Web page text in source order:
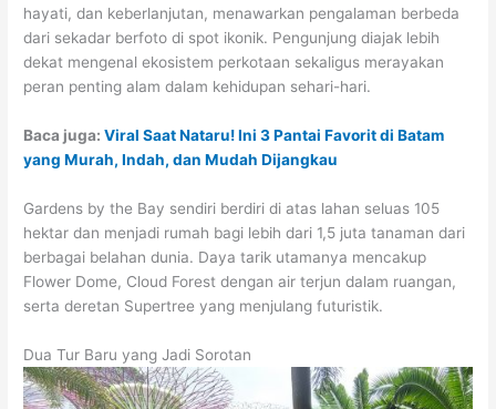
hayati, dan keberlanjutan, menawarkan pengalaman berbeda
dari sekadar berfoto di spot ikonik. Pengunjung diajak lebih
dekat mengenal ekosistem perkotaan sekaligus merayakan
peran penting alam dalam kehidupan sehari-hari.
Baca juga:Viral Saat Nataru! Ini 3 Pantai Favorit di Batam
yang Murah, Indah, dan Mudah Dijangkau
Gardens by the Bay sendiri berdiri di atas lahan seluas 105
hektar dan menjadi rumah bagi lebih dari 1,5 juta tanaman dari
berbagai belahan dunia. Daya tarik utamanya mencakup
Flower Dome, Cloud Forest dengan air terjun dalam ruangan,
serta deretan Supertree yang menjulang futuristik.
Dua Tur Baru yang Jadi Sorotan